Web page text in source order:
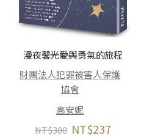
漫夜馨光――愛與勇氣的旅程
財團法人犯罪被害人保護
協會
高安妮
NT$300 NT$237